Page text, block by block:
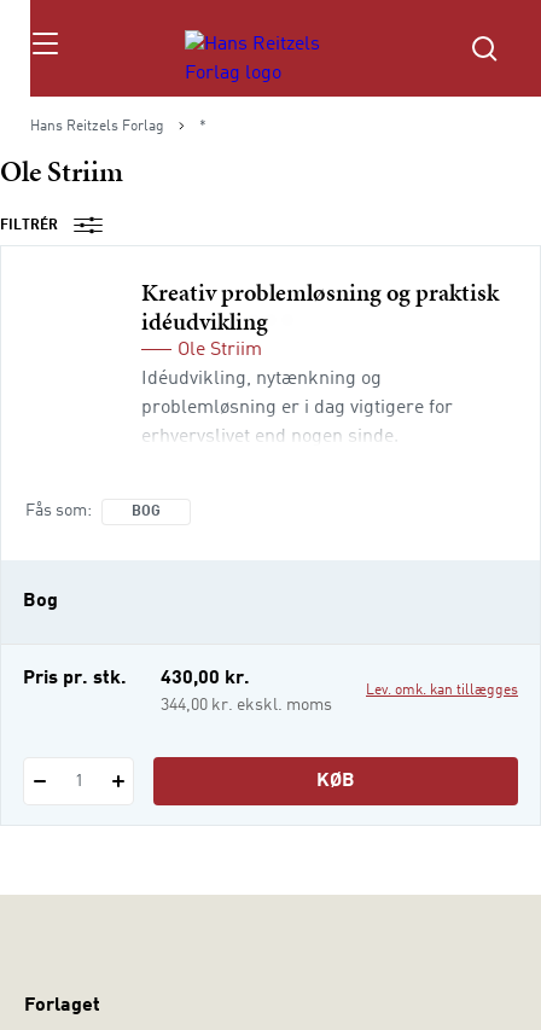
Søg
Hans Reitzels Forlag *
Ole Striim
FILTRÉR
Kreativ problemløsning og praktisk
idéudvikling
Ole Striim
Idéudvikling, nytænkning og
problemløsning er i dag vigtigere for
erhvervslivet end nogen sinde.
arbejde med idéudvikling og problemløsn
Fås som BOG
Bog
Pris pr. stk. 430,00 kr.
344,00 kr. ekskl. moms
Lev. omk. kan tillægges
1 KØB
Forlaget